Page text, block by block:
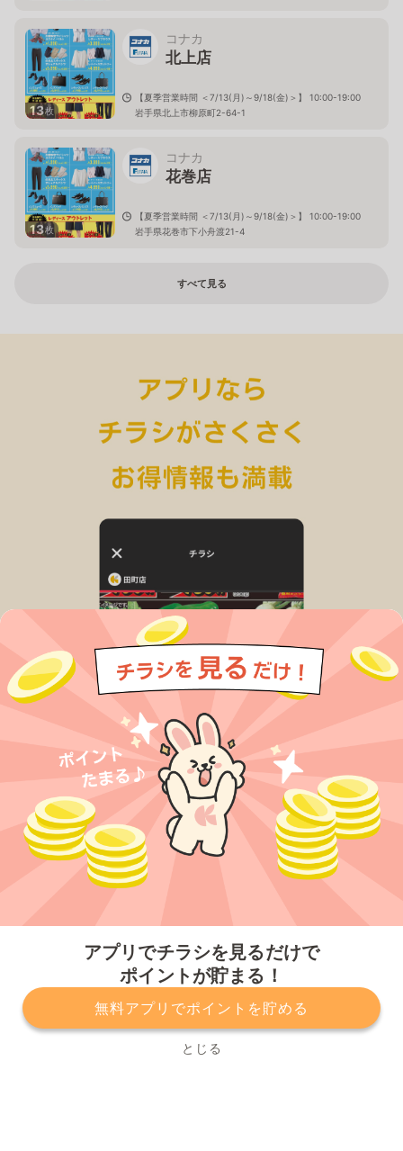
アプリでチラシを見るだけで
ポイントが貯まる！
無料アプリでポイントを貯める
とじる
13枚
コナカ
北上店
【夏季営業時間 ＜7/13(月)～9/18(金)＞】 10:00-19:00
岩手県北上市柳原町2-64-1
13枚
コナカ
花巻店
【夏季営業時間 ＜7/13(月)～9/18(金)＞】 10:00-19:00
岩手県花巻市下小舟渡21-4
すべて見る
プライバシーポリシー 利用規約
運営会社
サービスに関してのお問い合わせ